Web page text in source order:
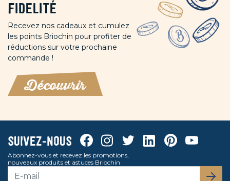
fidelité
Recevez nos cadeaux et cumulez
les points Briochin pour profiter de
réductions sur votre prochaine
commande !
Découvrir
Suivez-nous FacebookInstagramTwitterLinkedinPinterestYoutube
Abonnez-vous et recevez les promotions,
nouveaux produits et astuces Briochin